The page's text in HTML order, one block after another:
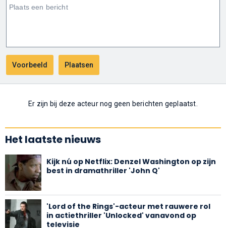
Er zijn bij deze acteur nog geen berichten geplaatst.
Het laatste nieuws
Kijk nú op Netflix: Denzel Washington op zijn
best in dramathriller 'John Q'
'Lord of the Rings'-acteur met rauwere rol
in actiethriller 'Unlocked' vanavond op
televisie